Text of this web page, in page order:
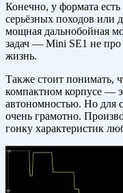
Конечно, у формата
серьёзных походов или
мощная дальнобойная
задач — Mini SE1 не
жизнь.
Также стоит понимать,
компактном корпусе —
автономностью. Но для
очень грамотно.
гонку характеристик